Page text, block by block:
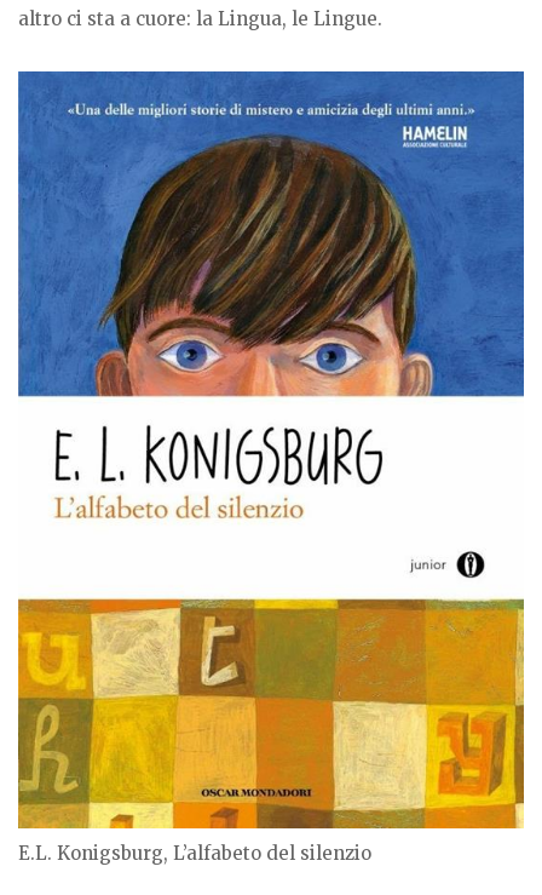
altro ci sta a cuore: la Lingua, le Lingue.
E.L. Konigsburg, L’alfabeto del silenzio